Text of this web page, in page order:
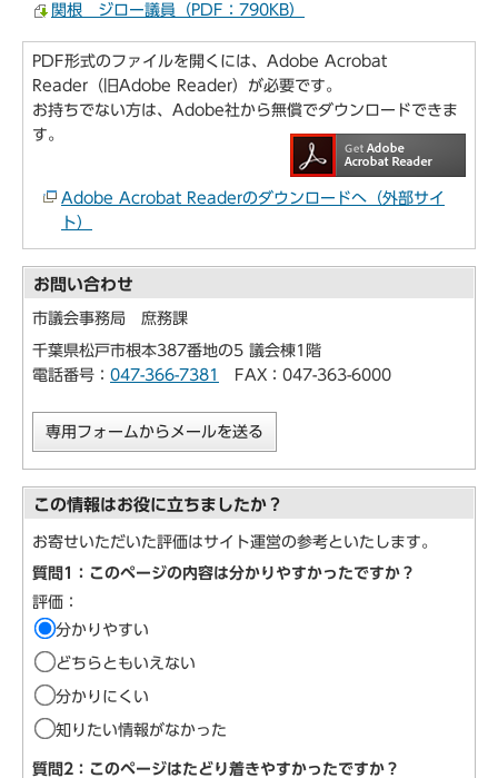
関根 ジロー議員（PDF：790KB）
PDF形式のファイルを開くには、Adobe Acrobat
Reader（旧Adobe Reader）が必要です。
お持ちでない方は、Adobe社から無償でダウンロードできま
す。
Adobe Acrobat Readerのダウンロードへ（外部サイ
ト）
お問い合わせ
市議会事務局 庶務課
千葉県松戸市根本387番地の5 議会棟1階
電話番号： 047-366-7381 FAX：047-363-6000
専用フォームからメールを送る
この情報はお役に立ちましたか？
お寄せいただいた評価はサイト運営の参考といたします。
質問1：このページの内容は分かりやすかったですか？
評価：
分かりやすい
どちらともいえない
分かりにくい
知りたい情報がなかった
質問2：このページはたどり着きやすかったですか？